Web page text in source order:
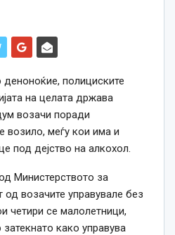
полициските
на целата држава
возачи поради
возило, меѓу кои има и
под дејство на алкохол.
Министерството за
возачите управувале без
четири се малолетници,
како управува